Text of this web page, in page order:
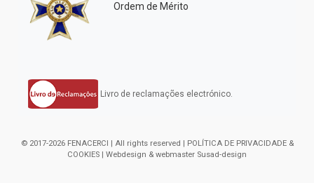
Ordem de Mérito
Livro de reclamações electrónico.
© 2017-2026 FENACERCI | All rights reserved | POLÍTICA DE PRIVACIDADE &
COOKIES | Webdesign & webmaster Susad-design